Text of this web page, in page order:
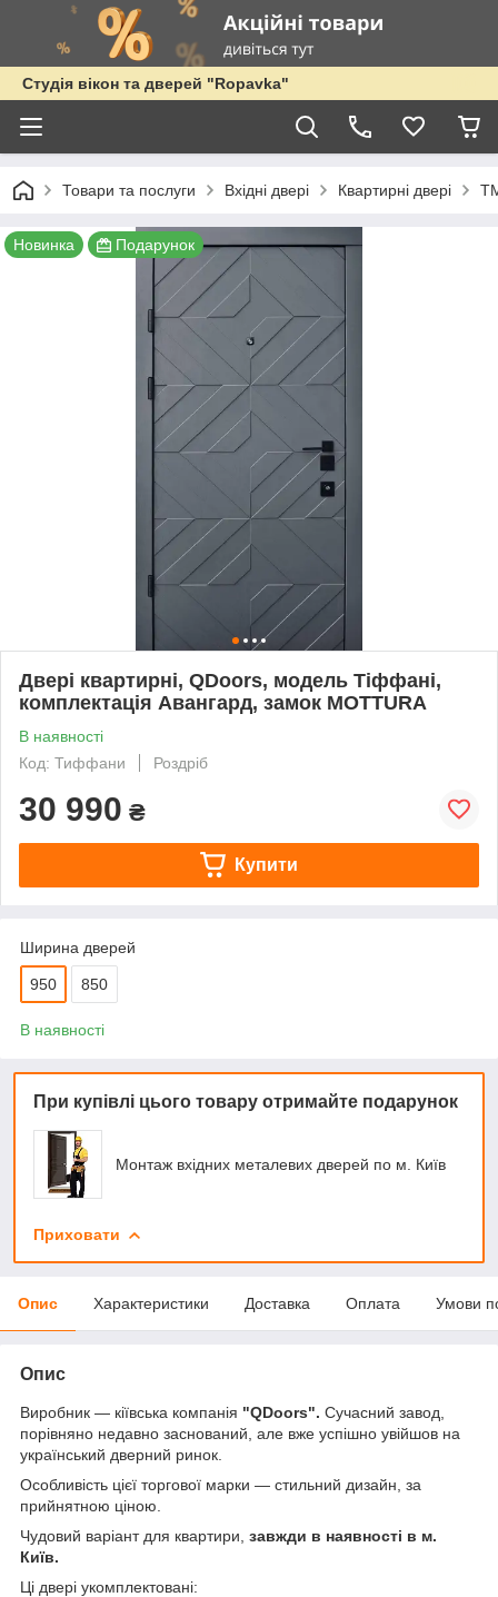
Студія вікон та дверей "Ropavka"
Товари та послуги Вхідні двері Квартирні двері
Новинка Подарунок
Двері квартирні, QDoors, модель Тіффані,
комплектація Авангард, замок MOTTURA
В наявності
Код: Тиффани
Роздріб
30 990 ₴
Купити
Ширина дверей
950 850
В наявності
При купівлі цього товару отримайте подарунок
Монтаж вхідних металевих дверей по м. Київ
Приховати
Опис Характеристики Доставка Оплата Умови
Опис
Виробник — кіївська компанія "QDoors". Сучасний завод,
порівняно недавно заснований, але вже успішно увійшов на
український дверний ринок.
Особливість цієї торгової марки — стильний дизайн, за
прийнятною ціною.
Чудовий варіант для квартири, завжди в наявності в м.
Київ.
Ці двері укомплектовані: